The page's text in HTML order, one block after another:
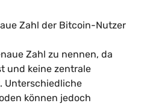
Zahl der Bitcoin-Nutzer
Zahl zu nennen, da
und keine zentrale
Unterschiedliche
können jedoch